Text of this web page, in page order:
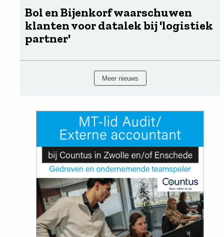
Bol en Bijenkorf waarschuwen
klanten voor datalek bij 'logistiek
partner'
Meer nieuws